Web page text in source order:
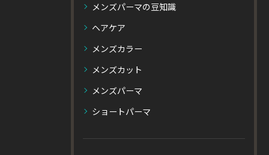
メンズパーマの豆知識
ヘアケア
メンズカラー
メンズカット
メンズパーマ
ショートパーマ